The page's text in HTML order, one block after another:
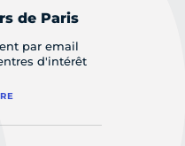
de Paris
par email
d'intérêt